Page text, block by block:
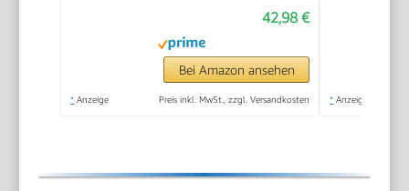
42,98 €
Bei Amazon ansehen
* Anzeige Preis inkl. MwSt., zzgl. Versandkosten * Anzeige